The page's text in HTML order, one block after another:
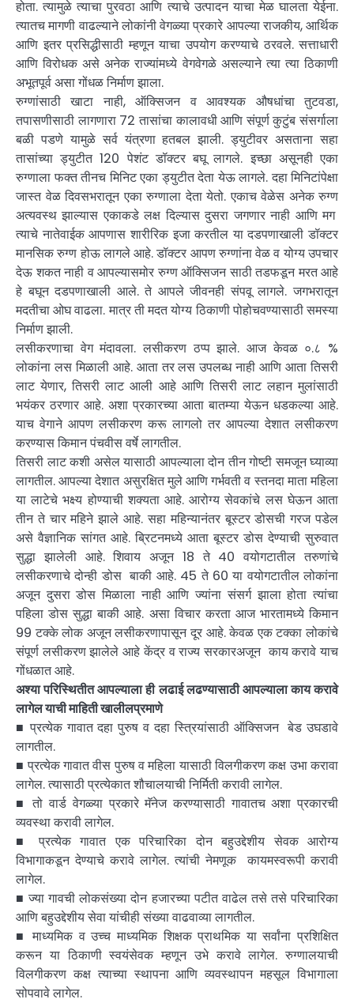
होता. त्यामुळे त्याचा पुरवठा आणि त्याचे उत्पादन याचा मेळ घालता येईना.
त्यातच मागणी वाढल्याने लोकांनी वेगळ्या प्रकारे आपल्या राजकीय, आर्थिक
आणि इतर प्रसिद्धीसाठी म्हणून याचा उपयोग करण्याचे ठरवले. सत्ताधारी
आणि विरोधक असे अनेक राज्यांमध्ये वेगवेगळे असल्याने त्या त्या ठिकाणी
अभूतपूर्व असा गोंधळ निर्माण झाला.
रुग्णांसाठी खाटा नाही, ऑक्सिजन व आवश्यक औषधांचा तुटवडा,
तपासणीसाठी लागणारा 72 तासांचा कालावधी आणि संपूर्ण कुटुंब संसर्गाला
बळी पडणे यामुळे सर्व यंत्रणा हतबल झाली. ड्युटीवर असताना सहा
तासांच्या ड्युटीत 120 पेशंट डॉक्टर बघू लागले. इच्छा असूनही एका
रुग्णाला फक्त तीनच मिनिट एका ड्युटीत देता येऊ लागले. दहा मिनिटांपेक्षा
जास्त वेळ दिवसभरातून एका रुग्णाला देता येतो. एकाच वेळेस अनेक रुग्ण
अत्यवस्थ झाल्यास एकाकडे लक्ष दिल्यास दुसरा जगणार नाही आणि मग
त्याचे नातेवाईक आपणास शारीरिक इजा करतील या दडपणाखाली डॉक्टर
मानसिक रुग्ण होऊ लागले आहे. डॉक्टर आपण रुग्णांना वेळ व योग्य उपचार
देऊ शकत नाही व आपल्यासमोर रुग्ण ऑक्सिजन साठी तडफडून मरत आहे
हे बघून दडपणाखाली आले. ते आपले जीवनही संपवू लागले. जगभरातून
मदतीचा ओघ वाढला. मात्र ती मदत योग्य ठिकाणी पोहोचवण्यासाठी समस्या
निर्माण झाली.
लसीकरणाचा वेग मंदावला. लसीकरण ठप्प झाले. आज केवळ ०.८ %
लोकांना लस मिळाली आहे. आता तर लस उपलब्ध नाही आणि आता तिसरी
लाट येणार, तिसरी लाट आली आहे आणि तिसरी लाट लहान मुलांसाठी
भयंकर ठरणार आहे. अशा प्रकारच्या आता बातम्या येऊन धडकल्या आहे.
याच वेगाने आपण लसीकरण करू लागलो तर आपल्या देशात लसीकरण
करण्यास किमान पंचवीस वर्षे लागतील.
तिसरी लाट कशी असेल यासाठी आपल्याला दोन तीन गोष्टी समजून घ्याव्या
लागतील. आपल्या देशात असुरक्षित मुले आणि गर्भवती व स्तनदा माता महिला
या लाटेचे भक्ष्य होण्याची शक्यता आहे. आरोग्य सेवकांचे लस घेऊन आता
तीन ते चार महिने झाले आहे. सहा महिन्यानंतर बूस्टर डोसची गरज पडेल
असे वैज्ञानिक सांगत आहे. ब्रिटनमध्ये आता बूस्टर डोस देण्याची सुरुवात
सुद्धा झालेली आहे. शिवाय अजून 18 ते 40 वयोगटातील तरुणांचे
लसीकरणाचे दोन्ही डोस बाकी आहे. 45 ते 60 या वयोगटातील लोकांना
अजून दुसरा डोस मिळाला नाही आणि ज्यांना संसर्ग झाला होता त्यांचा
पहिला डोस सुद्धा बाकी आहे. असा विचार करता आज भारतामध्ये किमान
99 टक्के लोक अजून लसीकरणापासून दूर आहे. केवळ एक टक्का लोकांचे
संपूर्ण लसीकरण झालेले आहे केंद्र व राज्य सरकारअजून काय करावे याच
गोंधळात आहे.
अश्या परिस्थितीत आपल्याला ही लढाई लढण्यासाठी आपल्याला काय करावे
लागेल याची माहिती खालीलप्रमाणे
■ प्रत्येक गावात दहा पुरुष व दहा स्त्रियांसाठी ऑक्सिजन बेड उघडावे
लागतील.
■ प्रत्येक गावात वीस पुरुष व महिला यासाठी विलगीकरण कक्ष उभा करावा
लागेल. त्यासाठी प्रत्येकात शौचालयाची निर्मिती करावी लागेल.
■ तो वार्ड वेगळ्या प्रकारे मॅनेज करण्यासाठी गावातच अशा प्रकारची
व्यवस्था करावी लागेल.
■ प्रत्येक गावात एक परिचारिका दोन बहुउद्देशीय सेवक आरोग्य
विभागाकडून देण्याचे करावे लागेल. त्यांची नेमणूक कायमस्वरूपी करावी
लागेल.
■ ज्या गावची लोकसंख्या दोन हजारच्या पटीत वाढेल तसे तसे परिचारिका
आणि बहुउद्देशीय सेवा यांचीही संख्या वाढवाव्या लागतील.
■ माध्यमिक व उच्च माध्यमिक शिक्षक प्राथमिक या सर्वांना प्रशिक्षित
करून या ठिकाणी स्वयंसेवक म्हणून उभे करावे लागेल. रुग्णालयाची
विलगीकरण कक्ष त्याच्या स्थापना आणि व्यवस्थापन महसूल विभागाला
सोपवावे लागेल.